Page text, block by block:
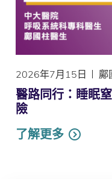
2026年7月15日 鄺
醫路同行：睡眠
險
了解更多